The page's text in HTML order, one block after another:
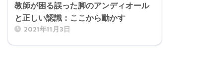
教師が困る誤った脚のアンディオール
と正しい認識：ここから動かす
2021年11月3日